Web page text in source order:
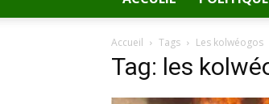
Accueil Tags Les kolwéogos
Tag: les